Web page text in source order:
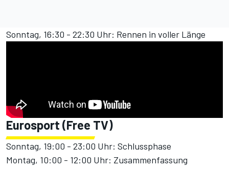
Sonntag, 16:30 - 22:30 Uhr: Rennen in voller Länge
Eurosport (Free TV)
Sonntag, 19:00 - 23:00 Uhr: Schlussphase
Montag, 10:00 - 12:00 Uhr: Zusammenfassung